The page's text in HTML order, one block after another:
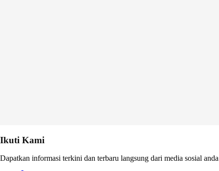
Ikuti Kami
Dapatkan informasi terkini dan terbaru langsung dari media sosial anda